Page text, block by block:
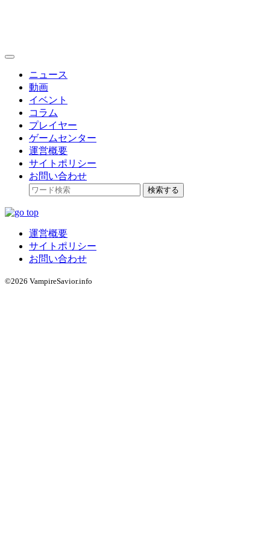
toggle
ニュース
動画
イベント
コラム
プレイヤー
ゲームセンター
運営概要
サイトポリシー
お問い合わせ
検索する
運営概要
サイトポリシー
お問い合わせ
©2026 VampireSavior.info